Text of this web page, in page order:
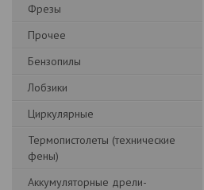
Фрезы
Прочее
Бензопилы
Лобзики
Циркулярные
Термопистолеты (технические
фены)
Аккумуляторные дрели-